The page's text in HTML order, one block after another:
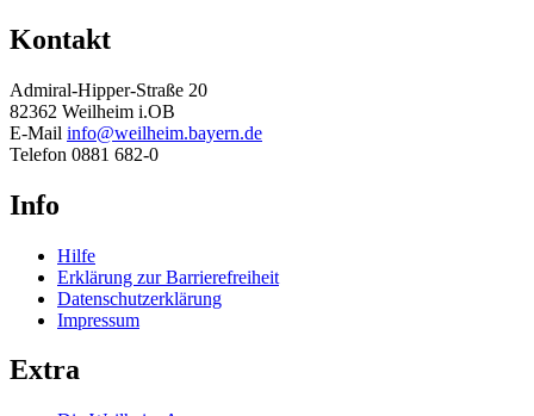
Kontakt
Admiral-Hipper-Straße 20
82362 Weilheim i.OB
E-Mail info@weilheim.bayern.de
Telefon 0881 682-0
Info
Hilfe
Erklärung zur Barrierefreiheit
Datenschutzerklärung
Impressum
Extra